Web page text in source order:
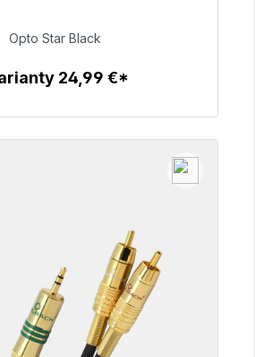
93,00 €
Opto Star Black
24,99 €*